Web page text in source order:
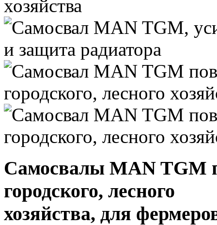
Самосвалы MAN TGM
городского, лесного
хозяйства, для